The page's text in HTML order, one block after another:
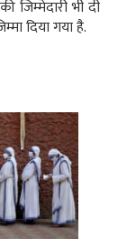
भी दी
दिया गया है.